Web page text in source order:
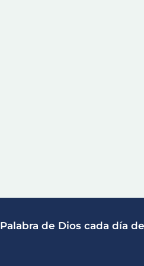
Palabra de Dios cada día